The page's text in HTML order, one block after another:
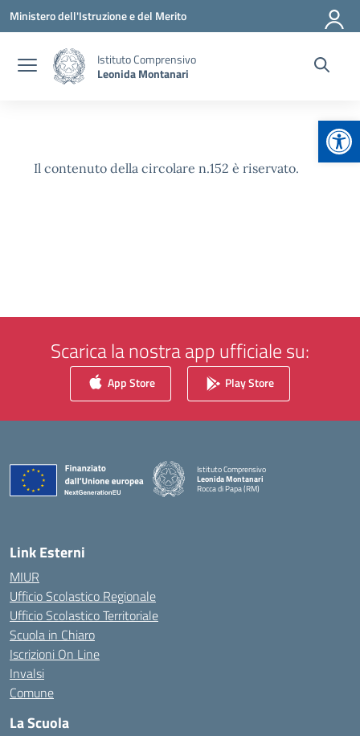
Vai ai contenuti
Vai al menu di navigazione
Vai al footer
Ministero dell'Istruzione e del Merito
Istituto Comprensivo
Leonida Montanari
Il contenuto della circolare n.152 è riservato.
Scarica la nostra app ufficiale su:
App Store Play Store
Istituto Comprensivo
Leonida Montanari
Rocca di Papa (RM)
— Visita la pagina iniziale della scuola
Link Esterni
MIUR
Ufficio Scolastico Regionale
Ufficio Scolastico Territoriale
Scuola in Chiaro
Iscrizioni On Line
Invalsi
Comune
La Scuola